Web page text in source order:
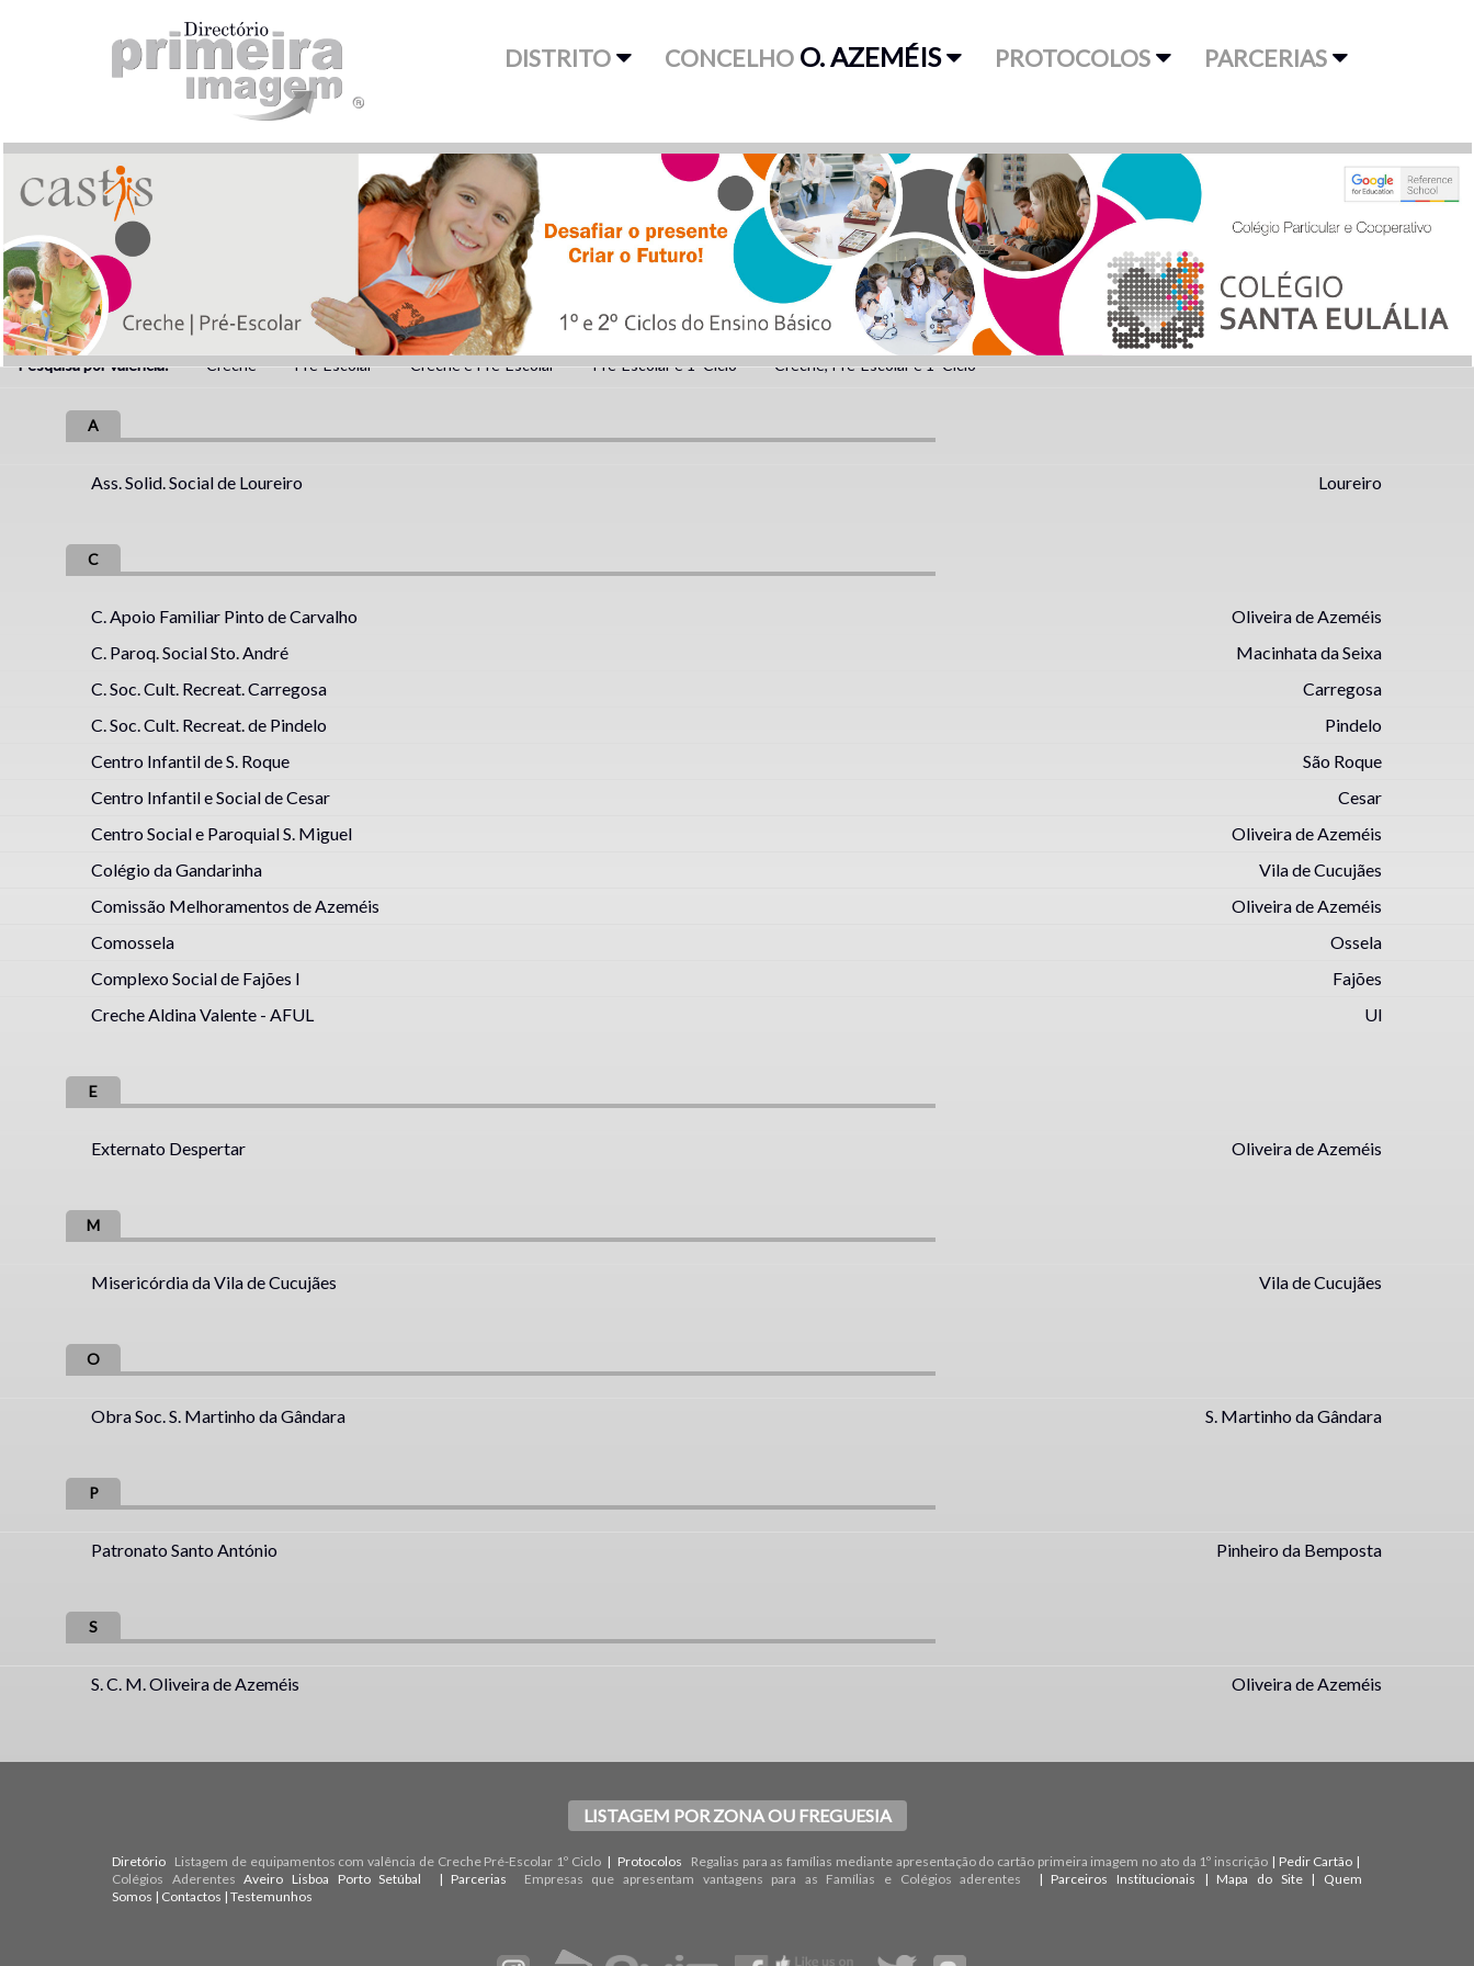
DISTRITO CONCELHO O. AZEMÉIS PROTOCOLOS PARCERIAS
Pesquisa por valência: Creche Pré-Escolar Creche e Pré-Escolar Pré-Escolar e 1º Ciclo Creche, Pré-Escolar e 1º Ciclo
A
Ass. Solid. Social de Loureiro Loureiro
C
C. Apoio Familiar Pinto de Carvalho
Oliveira de Azeméis
C. Paroq. Social Sto. André
Macinhata da Seixa
C. Soc. Cult. Recreat. Carregosa
Carregosa
C. Soc. Cult. Recreat. de Pindelo
Pindelo
Centro Infantil de S. Roque
São Roque
Centro Infantil e Social de Cesar
Cesar
Centro Social e Paroquial S. Miguel
Oliveira de Azeméis
Colégio da Gandarinha
Vila de Cucujães
Comissão Melhoramentos de Azeméis
Oliveira de Azeméis
Comossela
Ossela
Complexo Social de Fajões I
Fajões
Creche Aldina Valente - AFUL
Ul
E
Externato Despertar Oliveira de Azeméis
M
Misericórdia da Vila de Cucujães Vila de Cucujães
O
Obra Soc. S. Martinho da Gândara S. Martinho da Gândara
P
Patronato Santo António Pinheiro da Bemposta
S
S. C. M. Oliveira de Azeméis Oliveira de Azeméis
LISTAGEM POR ZONA OU FREGUESIA
Diretório Listagem de equipamentos com valência de Creche Pré-Escolar 1º Ciclo| Protocolos Regalias para as famílias mediante apresentação do cartão primeira imagem no ato da 1º inscrição | Pedir Cartão |
Colégios Aderentes Aveiro Lisboa Porto Setúbal | Parcerias Empresas que apresentam vantagens para as Famílias e Colégios aderentes | Parceiros Institucionais | Mapa do Site| Quem
Somos | Contactos | Testemunhos